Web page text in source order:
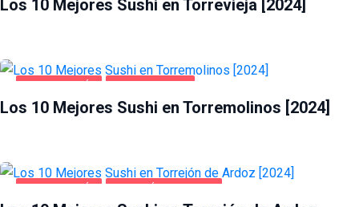
Los 10 Mejores Sushi en Torrevieja [2024]
Los 10 Mejores Sushi en Torremolinos [2024]